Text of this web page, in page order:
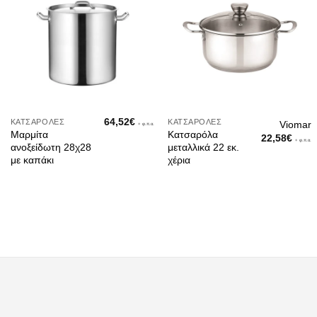
ΚΑΤΣΑΡΌΛΕΣ
Μαρμίτα
ανοξείδωτη 28χ28
με καπάκι
64,52€ + φ.π.α. ΚΑΤΣΑΡΌΛΕΣ
Κατσαρόλα
μεταλλικά 22 εκ.
χέρια
Viomar
22,58€ + φ.π.α.